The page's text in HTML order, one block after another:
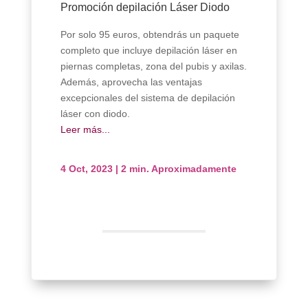
Promoción depilación Láser Diodo
Por solo 95 euros, obtendrás un paquete
completo que incluye depilación láser en
piernas completas, zona del pubis y axilas.
Además, aprovecha las ventajas
excepcionales del sistema de depilación
láser con diodo.
Leer más...
4 Oct, 2023 |2 min. Aproximadamente